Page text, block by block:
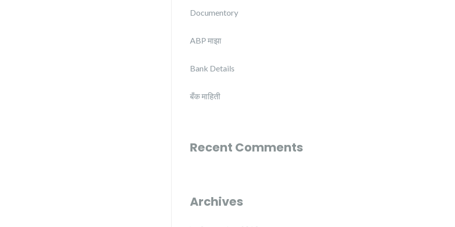
Documentory
ABP माझा
Bank Details
बँक माहिती
Recent Comments
Archives